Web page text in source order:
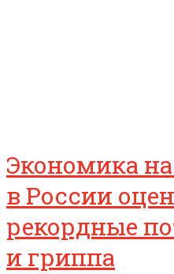
Экономика
в России
рекордные
и гриппа